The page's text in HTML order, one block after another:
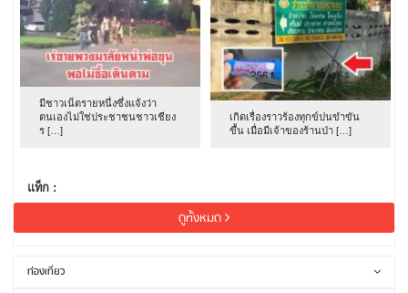
มีชาวเน็ตรายหนึ่งซึ่งแจ้งว่า
ตนเองไม่ใช่ประชาชนชาวเชียง
ร […]
เกิดเรื่องราวร้องทุกข์ปนขำขัน
ขึ้น เมื่อมีเจ้าของร้านป่า […]
แท็ก :
ดูทั้งหมด
ท่องเที่ยว